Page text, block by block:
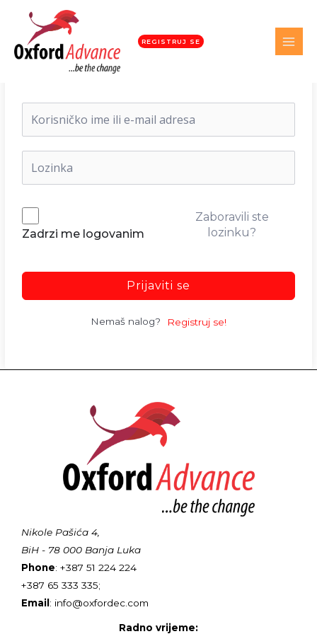
REGISTRUJ SE
Dobrodošli nazad!
Zadrzi me logovanim
Zaboravili ste
lozinku?
Prijaviti se
Nemaš nalog? Registruj se!
Nikole Pašića 4,
BiH - 78 000 Banja Luka
Phone: +387 51 224 224
+387 65 333 335;
Email: info@oxfordec.com
Radno vrijeme: